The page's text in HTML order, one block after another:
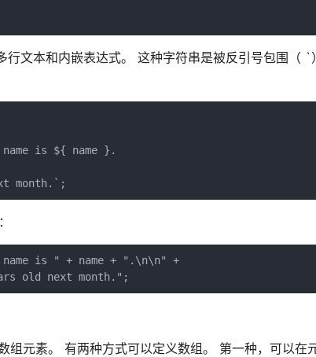
行文本和内嵌表达式。 这种字符串是被反引号包围（
is ${ name }.
is " + name + ".\n\n" +
元素。 有两种方式可以定义数组。 第一种，可以在